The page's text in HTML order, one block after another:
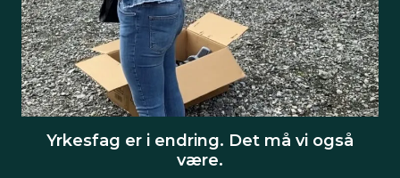
Yrkesfag er i endring. Det må vi også
være.